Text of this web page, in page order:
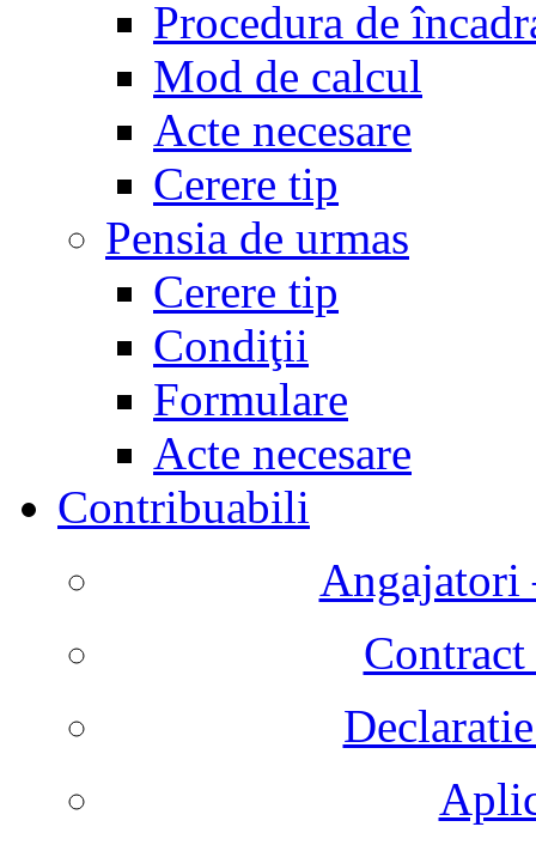
Procedura de
Mod de calcul
Acte necesare
Cerere tip
Pensia de urmas
Cerere tip
Condiţii
Formulare
Acte necesare
Contribuabili
Angajatori
Contract